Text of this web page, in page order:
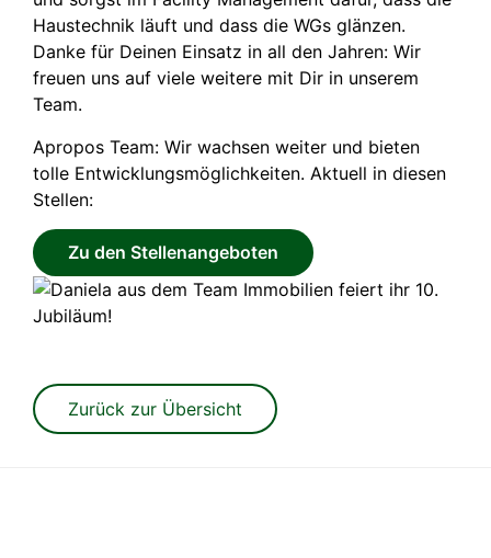
Haustechnik läuft und dass die WGs glänzen.
Danke für Deinen Einsatz in all den Jahren: Wir
freuen uns auf viele weitere mit Dir in unserem
Team.
Apropos Team: Wir wachsen weiter und bieten
tolle Entwicklungsmöglichkeiten. Aktuell in diesen
Stellen:
Zu den Stellenangeboten
Zurück zur Übersicht